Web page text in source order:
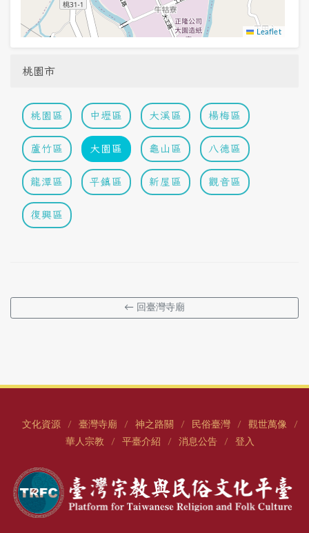
Leaflet
桃園市
桃園區 中壢區 大溪區 楊梅區
蘆竹區 大園區 龜山區 八德區
龍潭區 平鎮區 新屋區 觀音區
復興區
← 回臺灣寺廟
文化資源 / 臺灣寺廟 / 神之路關 / 民俗臺灣 / 觀世萬像 /
華人宗教 / 平臺介紹 / 消息公告 / 登入